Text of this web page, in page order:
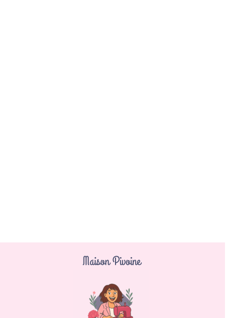
Maison Pivoine